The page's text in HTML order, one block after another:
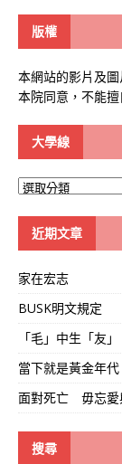
版權
本網站的影片及
本院同意，不能擅
大學線
大
近期文章
家在宏志
BUSK明文規定
「毛」中生「友」
當下就是黃金年
面對死亡 毋忘愛
搜尋